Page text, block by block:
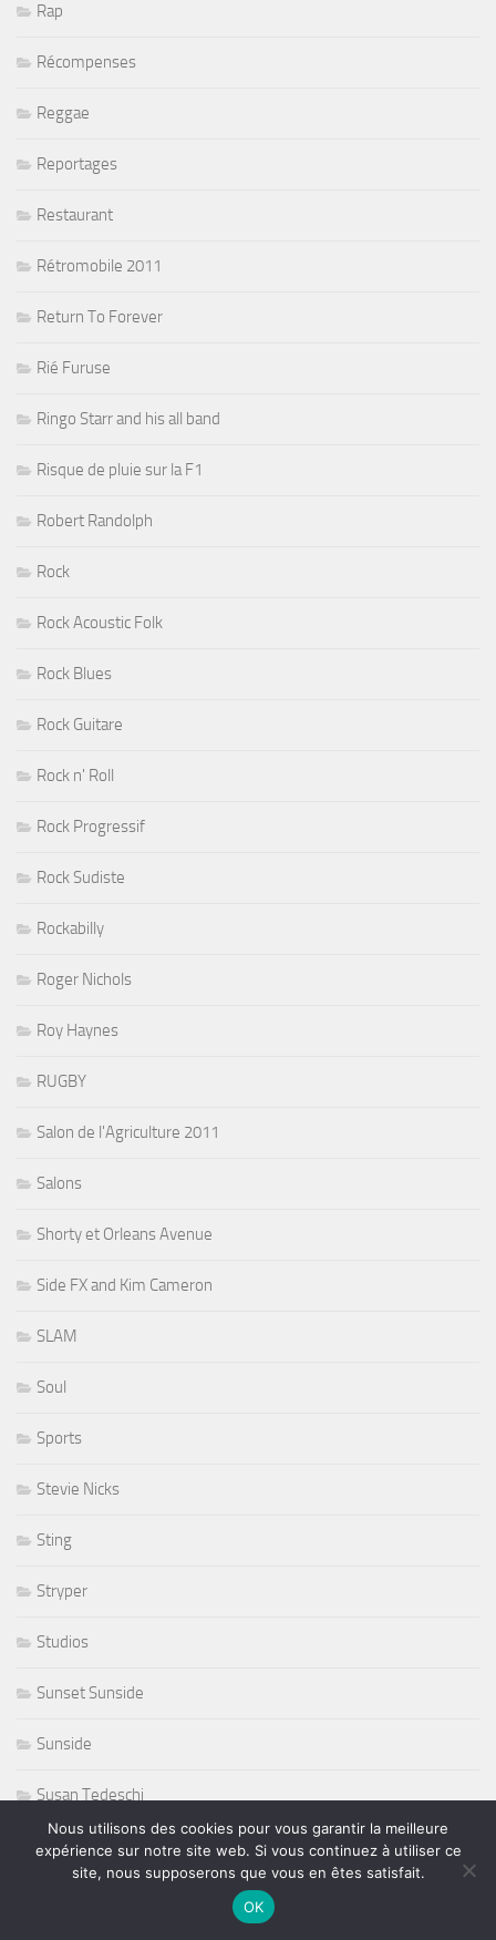
Rap
Récompenses
Reggae
Reportages
Restaurant
Rétromobile 2011
Return To Forever
Rié Furuse
Ringo Starr and his all band
Risque de pluie sur la F1
Robert Randolph
Rock
Rock Acoustic Folk
Rock Blues
Rock Guitare
Rock n' Roll
Rock Progressif
Rock Sudiste
Rockabilly
Roger Nichols
Roy Haynes
RUGBY
Salon de l'Agriculture 2011
Salons
Shorty et Orleans Avenue
Side FX and Kim Cameron
SLAM
Soul
Sports
Stevie Nicks
Sting
Stryper
Studios
Sunset Sunside
Sunside
Susan Tedeschi
Ted Curson
Nous utilisons des cookies pour vous garantir la meilleure
expérience sur notre site web. Si vous continuez à utiliser ce
site, nous supposerons que vous en êtes satisfait.
OK